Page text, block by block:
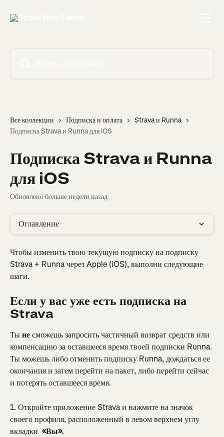
Все коллекции Подписка и оплата
Strava и Runna
Подписка Strava и Runna для iOS
Подписка Strava и Runna
для iOS
Обновлено больше недели назад
Оглавление
Чтобы изменить твою текущую подписку на подписку
Strava + Runna через Apple (iOS), выполни следующие
шаги.
Если у вас уже есть подписка на
Strava
Ты не сможешь запросить частичный возврат средств или
компенсацию за оставшееся время твоей подписки Runna.
Ты можешь либо отменить подписку Runna, дождаться ее
окончания и затем перейти на пакет, либо перейти сейчас
и потерять оставшееся время.
1. Откройте приложение Strava и нажмите на значок
своего профиля, расположенный в левом верхнем углу
вкладки «Вы».